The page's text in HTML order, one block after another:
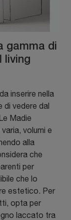
gamma di
living
inserire nella
di vedere dal
Madie
volumi e
alla
che
per
che lo
estetico. Per
opta per
laccato tra